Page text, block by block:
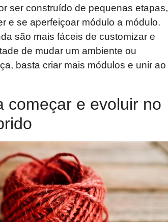
ser construído de pequenas etapas,
e se aperfeiçoar módulo a módulo.
são mais fáceis de customizar e
de mudar um ambiente ou
basta criar mais módulos e unir ao
começar e evoluir no